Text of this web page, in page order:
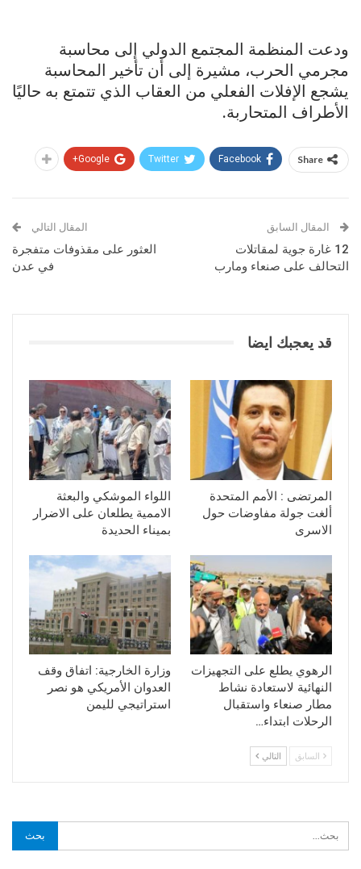
ودعت المنظمة المجتمع الدولي إلى محاسبة
مجرمي الحرب، مشيرة إلى أن تأخير المحاسبة
يشجع الإفلات الفعلي من العقاب الذي تتمتع به حاليًا
الأطراف المتحاربة.
Share
Facebook
Twitter
Google+
المقال السابق
12 غارة جوية لمقاتلات
التحالف على صنعاء ومارب
المقال التالي
العثور على مقذوفات متفجرة
في عدن
قد يعجبك ايضا
المرتضى : الأمم المتحدة
ألغت جولة مفاوضات حول
الاسرى
اللواء الموشكي والبعثة
الاممية يطلعان على الاضرار
بميناء الحديدة
الرهوي يطلع على التجهيزات
النهائية لاستعادة نشاط
مطار صنعاء واستقبال
الرحلات ابتداء…
وزارة الخارجية: اتفاق وقف
العدوان الأمريكي هو نصر
استراتيجي لليمن
السابق التالي